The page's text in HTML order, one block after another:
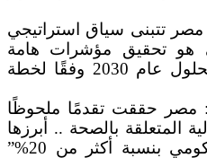
مصر تتبنى سياق استراتيجي
هو تحقيق مؤشرات هامة
لتحسين الصحة في مصر بحلول عام 2030 وفقًا لخطة
مصر حققت تقدمًا ملحوظًا
المتعلقة بالصحة .. أبرزها
“زيادة الإنفاق الصحي الحكومي بنسبة أكثر من 20%”